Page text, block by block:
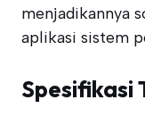
menjadikannya
aplikasi sistem
Spesifikasi